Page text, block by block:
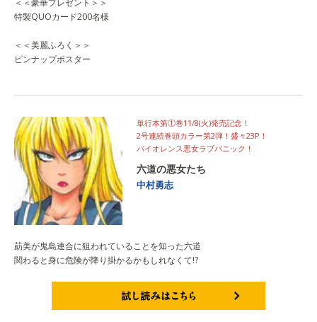
＜＜豪華プレゼント＞＞
特製QUOカード200名様
＜＜美麗ふろく＞＞
ピンナップポスター
単行本第①巻11/8(火)発売記念！
2号連続巻頭カラー第2弾！盛々23P！
バイオレンス悪女ラブパニック！
六道の悪女たち
中村勇志
莇美が鬼島連合に狙われていることを知った六道
関わると身に危険が降り掛かるかもしれなくて!?